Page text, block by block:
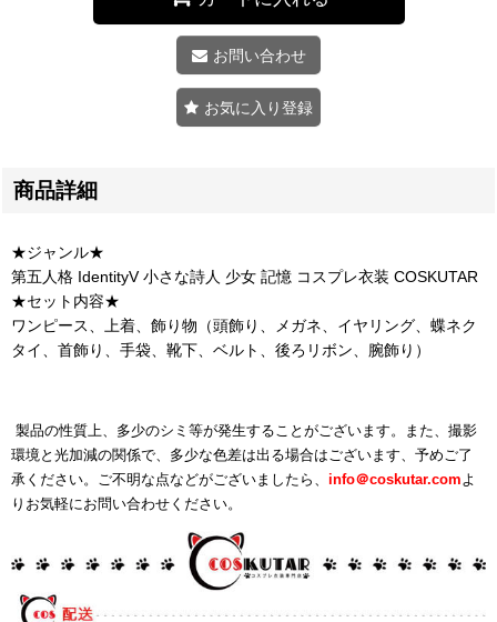
お問い合わせ
お気に入り登録
商品詳細
★ジャンル★
第五人格 IdentityV 小さな詩人 少女 記憶 コスプレ衣装 COSKUTAR
★セット内容★
ワンピース、上着、飾り物（頭飾り、メガネ、イヤリング、蝶ネク
タイ、首飾り、手袋、靴下、ベルト、後ろリボン、腕飾り）
製品の性質上、多少のシミ等が発生することがございます。また、撮影
環境と光加減の関係で、多少な色差は出る場合はございます、予めご了
承ください。ご不明な点などがございましたら、 info＠coskutar.comよ
りお気軽にお問い合わせください。